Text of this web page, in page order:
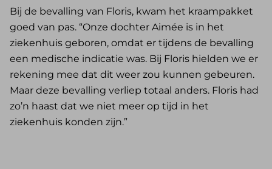
Bij de bevalling van Floris, kwam het kraampakket
goed van pas. “Onze dochter Aimée is in het
ziekenhuis geboren, omdat er tijdens de bevalling
een medische indicatie was. Bij Floris hielden we er
rekening mee dat dit weer zou kunnen gebeuren.
Maar deze bevalling verliep totaal anders. Floris had
zo’n haast dat we niet meer op tijd in het
ziekenhuis konden zijn.”